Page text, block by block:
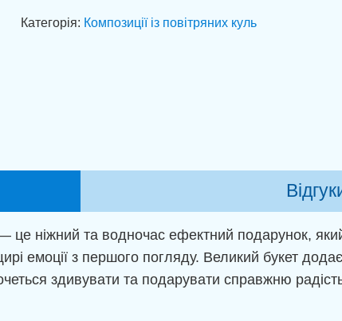
букетом
Категорія: Композиції із повітряних куль
— це ніжний та водночас ефектний подарунок,
емоції з першого погляду. Великий букет додає
здивувати та подарувати справжню